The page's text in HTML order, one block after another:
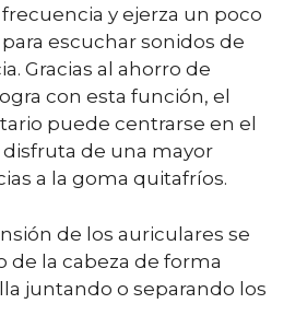
y ejerza un poco
escuchar sonidos de
Gracias al ahorro de
con esta función, el
puede centrarse en el
de una mayor
a la goma quitafríos.
de los auriculares se
de la cabeza de forma
juntando o separando los